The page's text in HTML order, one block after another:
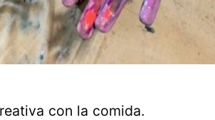
con la comida.